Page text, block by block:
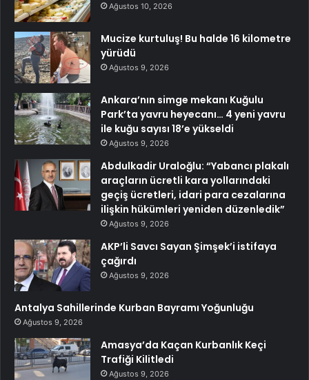
Ağustos 10, 2026
Mucize kurtuluş! Bu halde 16 kilometre
yürüdü
Ağustos 9, 2026
Ankara’nın simge mekanı Kuğulu
Park’ta yavru heyecanı… 4 yeni yavru
ile kuğu sayısı 18’e yükseldi
Ağustos 9, 2026
Abdulkadir Uraloğlu: “Yabancı plakalı
araçların ücretli kara yollarındaki
geçiş ücretleri, idari para cezalarına
ilişkin hükümleri yeniden düzenledik”
Ağustos 9, 2026
AKP’li Savcı Sayan Şimşek’i istifaya
çağırdı
Ağustos 9, 2026
Antalya Sahillerinde Kurban Bayramı Yoğunluğu
Ağustos 9, 2026
Amasya’da Kaçan Kurbanlık Keçi
Trafiği Kilitledi
Ağustos 9, 2026